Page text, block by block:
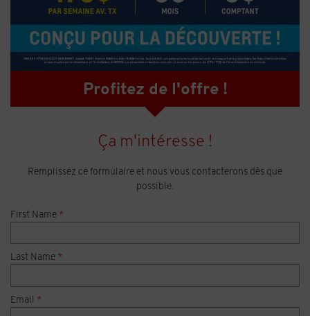
Profitez de l'offre !
Ça m'intéresse !
Remplissez ce formulaire et nous vous contacterons dès que
possible.
First Name *
Last Name *
Email *